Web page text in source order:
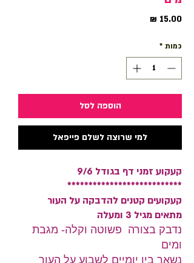
כמות *
הוספה לסל
למי שרוצה לשלם פייפאל
קעקוע זמני דף בגודל 9/6
***************************
קעקועים קטנים להדבקה על העור
מתאים מגיל 3 ומעלה
נדבק בצורה פשוטה וקלה- מגבת
ומים
נשאר בין יומיים לשבוע על העור